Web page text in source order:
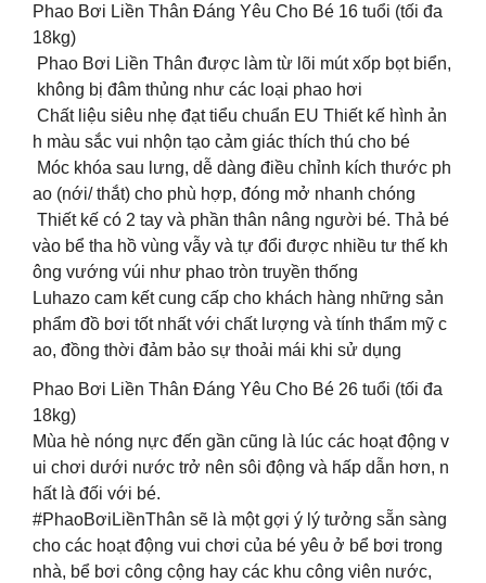
Phao Bơi Liền Thân Đáng Yêu Cho Bé 16 tuổi (tối đa
18kg)
Phao Bơi Liền Thân được làm từ lõi mút xốp bọt biển,
không bị đâm thủng như các loại phao hơi
Chất liệu siêu nhẹ đạt tiểu chuẩn EU Thiết kế hình ản
h màu sắc vui nhộn tạo cảm giác thích thú cho bé
Móc khóa sau lưng, dễ dàng điều chỉnh kích thước ph
ao (nới/ thắt) cho phù hợp, đóng mở nhanh chóng
Thiết kế có 2 tay và phần thân nâng người bé. Thả bé
vào bể tha hồ vùng vẫy và tự đổi được nhiều tư thế kh
ông vướng vúi như phao tròn truyền thống
Luhazo cam kết cung cấp cho khách hàng những sản
phẩm đồ bơi tốt nhất với chất lượng và tính thẩm mỹ c
ao, đồng thời đảm bảo sự thoải mái khi sử dụng
Phao Bơi Liền Thân Đáng Yêu Cho Bé 26 tuổi (tối đa
18kg)
Mùa hè nóng nực đến gần cũng là lúc các hoạt động v
ui chơi dưới nước trở nên sôi động và hấp dẫn hơn, n
hất là đối với bé.
#PhaoBơiLiềnThân sẽ là một gợi ý lý tưởng sẵn sàng
cho các hoạt động vui chơi của bé yêu ở bể bơi trong
nhà, bể bơi công cộng hay các khu công viên nước,